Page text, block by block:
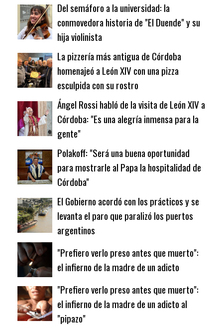
Del semáforo a la universidad: la
conmovedora historia de "El Duende" y su
hija violinista
La pizzería más antigua de Córdoba
homenajeó a León XIV con una pizza
esculpida con su rostro
Ángel Rossi habló de la visita de León XIV a
Córdoba: "Es una alegría inmensa para la
gente"
Polakoff: "Será una buena oportunidad
para mostrarle al Papa la hospitalidad de
Córdoba"
El Gobierno acordó con los prácticos y se
levanta el paro que paralizó los puertos
argentinos
"Prefiero verlo preso antes que muerto":
el infierno de la madre de un adicto
"Prefiero verlo preso antes que muerto":
el infierno de la madre de un adicto al
"pipazo"